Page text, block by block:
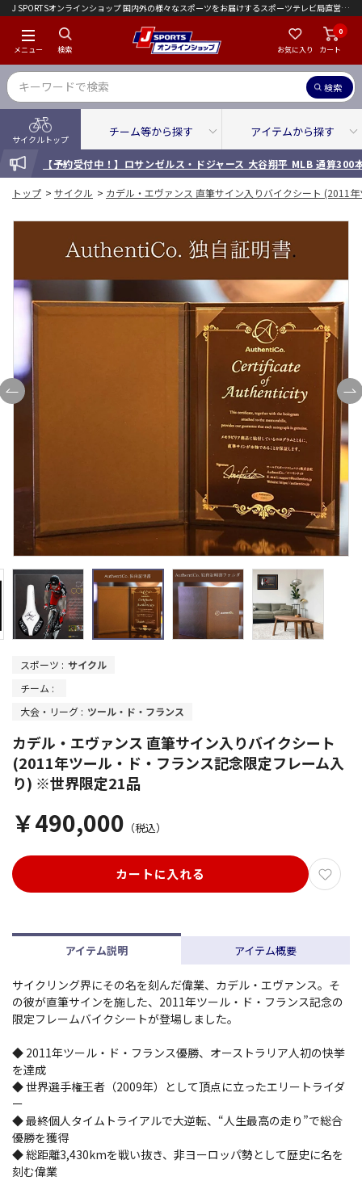
J SPORTSオンラインショップ 国内外の様々なスポーツをお届けするスポーツテレビ局直営店｜会員限定初回ご注文送料無料キャンペーン実施中！
メニュー 検索 お気に入り カート
0
検索
サイクルトップ
チーム等から探す
アイテムから探す
INFORMATION【予約受付中！】ロサンゼルス・ドジャース 大谷翔平 MLB 通算300
トップ > サイクル > カデル・エヴァンス 直筆サイン入りバイクシート (2011
スポーツ : サイクル
チーム :
大会・リーグ : ツール・ド・フランス
カデル・エヴァンス 直筆サイン入りバイクシート
(2011年ツール・ド・フランス記念限定フレーム入
り) ※世界限定21品
￥490,000 （税込）
カートに入れる
アイテム説明 アイテム概要
サイクリング界にその名を刻んだ偉業、カデル・エヴァンス。そ
の彼が直筆サインを施した、2011年ツール・ド・フランス記念の
限定フレームバイクシートが登場しました。
◆ 2011年ツール・ド・フランス優勝、オーストラリア人初の快挙
を達成
◆ 世界選手権王者（2009年）として頂点に立ったエリートライダ
ー
◆ 最終個人タイムトライアルで大逆転、“人生最高の走り”で総合
優勝を獲得
◆ 総距離3,430kmを戦い抜き、非ヨーロッパ勢として歴史に名を
刻む偉業